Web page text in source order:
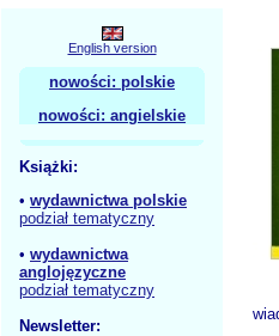
English version
nowości: polskie
nowości: angielskie
Książki:
• wydawnictwa polskie
podział tematyczny
• wydawnictwa
anglojęzyczne
podział tematyczny
Newsletter: